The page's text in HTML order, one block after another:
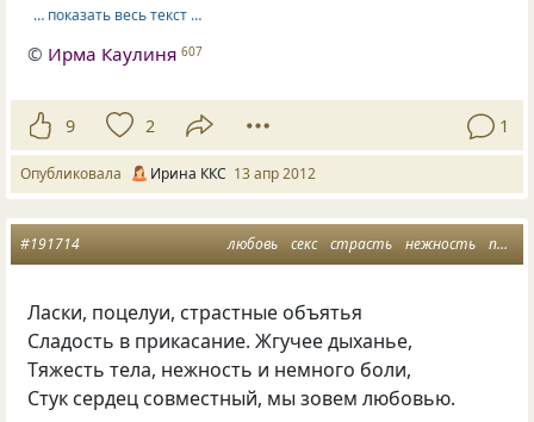
… показать весь текст …
© Ирма Каулиня 607
9 2 1
Опубликовала Ирина ККС 13 апр 2012
любовь секс страсть нежность поцелуи
#191714
Ласки, поцелуи, страстные объятья
Сладость в прикасание. Жгучее дыханье,
Тяжесть тела, нежность и немного боли,
Стук сердец совместный, мы зовем любовью.